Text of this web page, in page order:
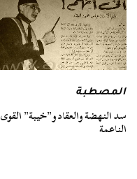
المصطبة
سد النهضة والعقاد و”خيبة” القوى
الناعمة